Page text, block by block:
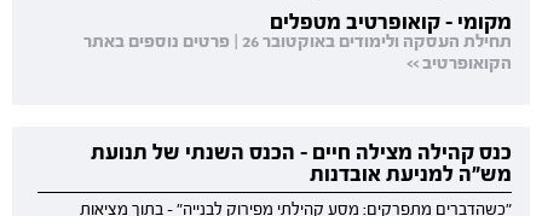
מקומי - קואופרטיב מטפלים
תחילת העסקה ולימודים באוקטובר 26 | פרטים נוספים באתר
הקואופרטיב >>
כנס קהילה מצילה חיים - הכנס השנתי של תנועת
מש"ה למניעת אובדנות
"כשהדברים מתפרקים: מסע קהילתי מפירוק לבנייה" - בתוך מציאות